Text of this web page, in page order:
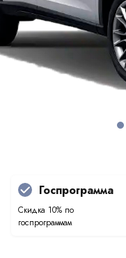
Госпрограмма
Скидка 10% по
госпрограммам